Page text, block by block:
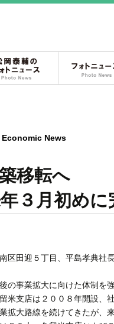
ス
Economic News
移転へ
３月初めに
区田迎５丁目、平島孝典
の事業拡大に向けた体制
米支店は２００８年開設、
拡大路線を続けてきたが